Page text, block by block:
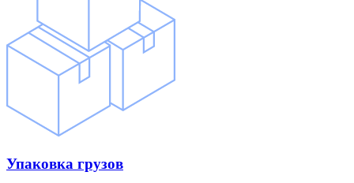
Упаковка грузов